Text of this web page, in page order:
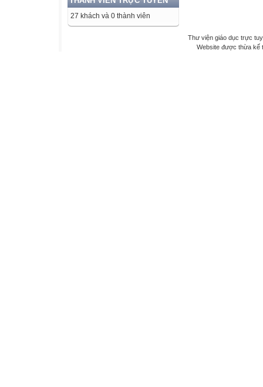
27 khách và 0 thành viên
Thư viện giáo dục trực
Website được thừa kế